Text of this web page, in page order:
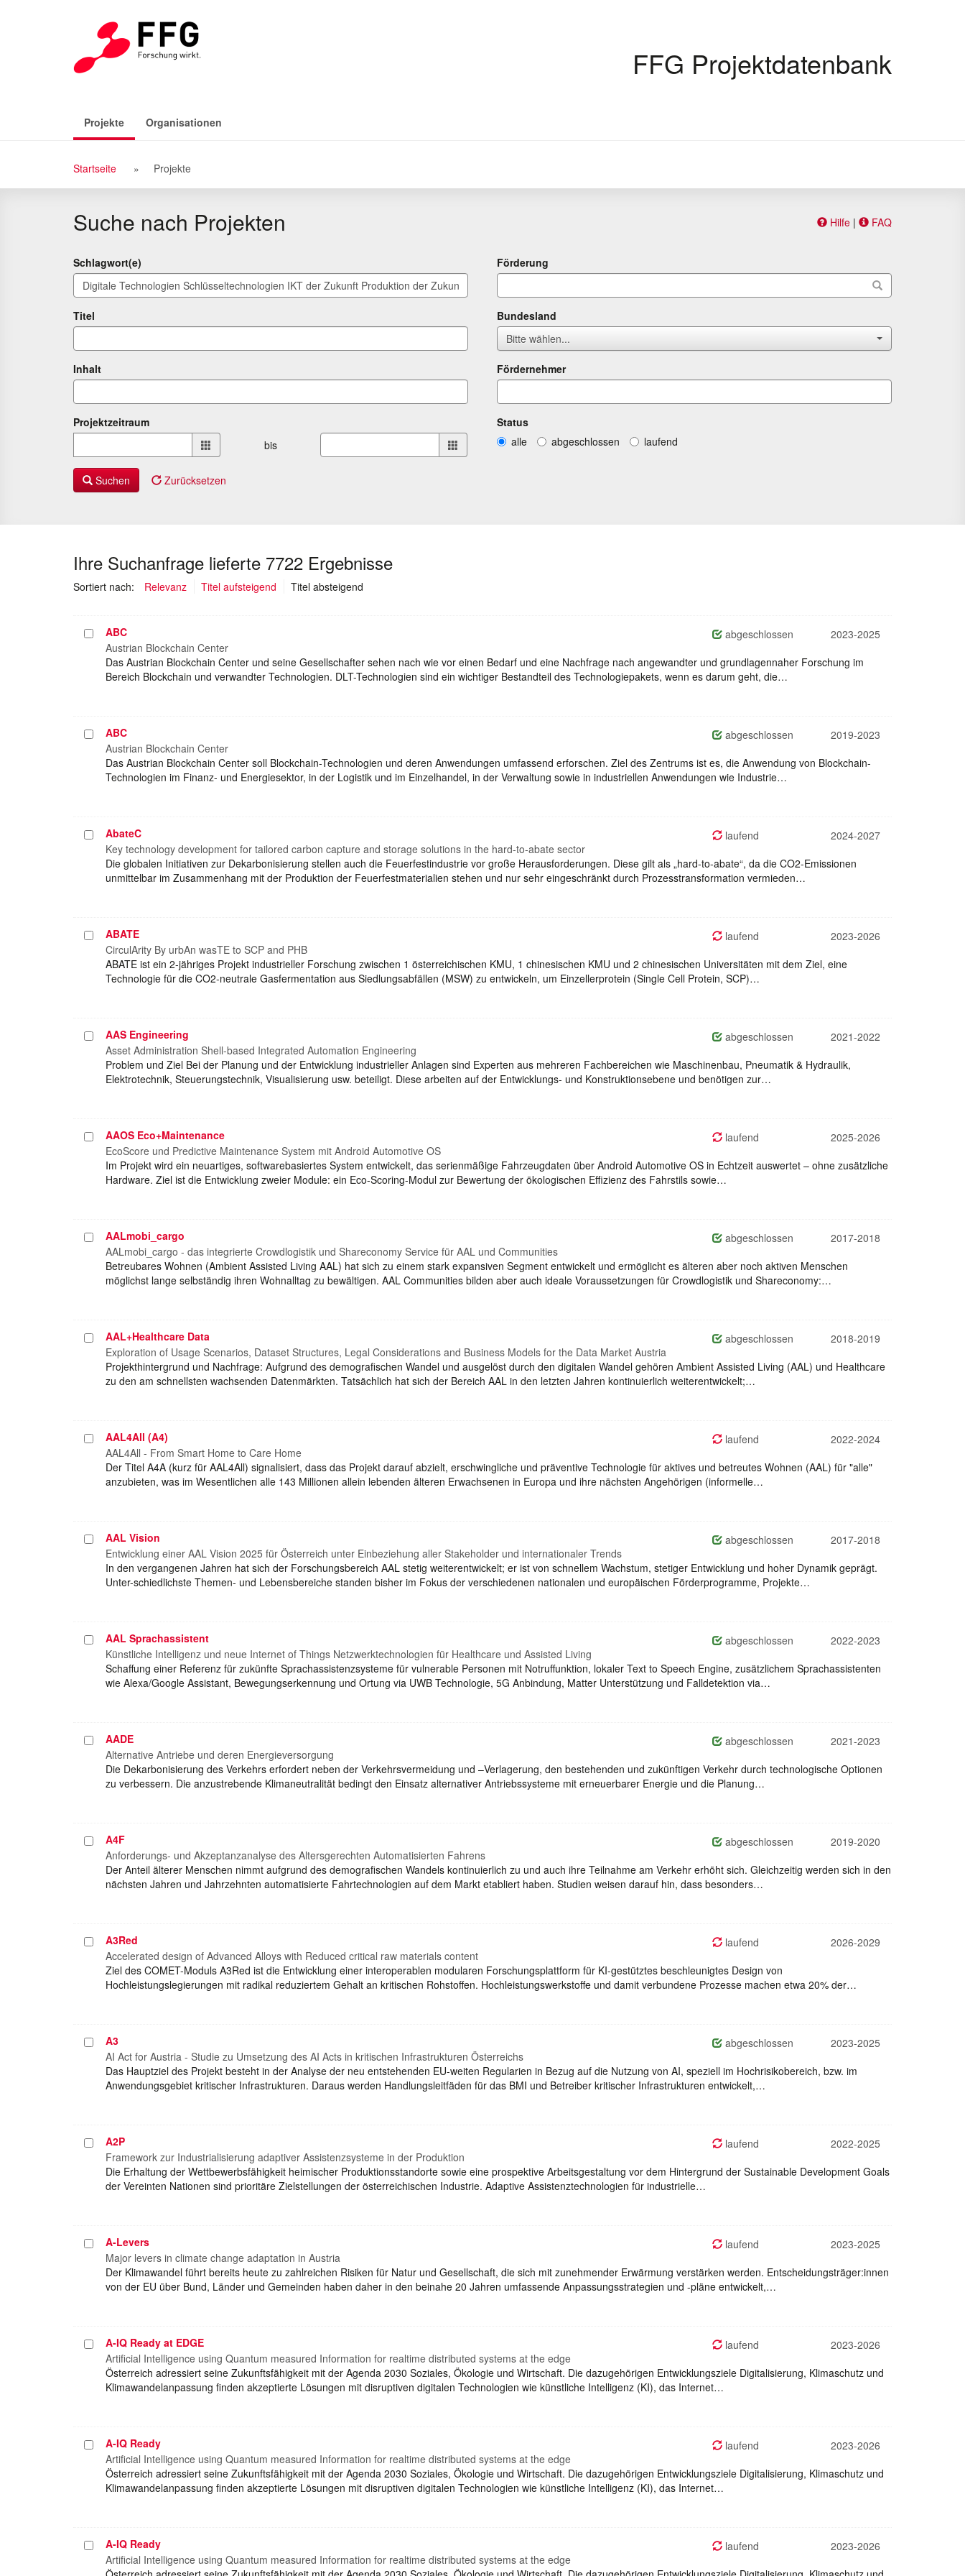
FFG Projektdatenbank
Projekte(aktiv)Organisationen
Breadcrumb
Navigation
Startseite Projekte
Suche nach Projekten Hilfe| FAQ
Schlagwort(e)
Titel
Inhalt
Projektzeitraum
von
bis
Förderung
Bundesland
Bitte wählen...
Fördernehmer
Status
alle
abgeschlossen laufend
Suchen Zurücksetzen
Ihre Suchanfrage lieferte 7722 Ergebnisse
Sortiert nach: Relevanz Titel aufsteigend Titel absteigend
Projekt
auswählen
ABC abgeschlossen
2023-2025
Austrian Blockchain Center
Das Austrian Blockchain Center und seine Gesellschafter sehen nach wie vor einen Bedarf und eine Nachfrage nach angewandter und grundlagennaher Forschung im
Bereich Blockchain und verwandter Technologien. DLT-Technologien sind ein wichtiger Bestandteil des Technologiepakets, wenn es darum geht, die…
Projekt
auswählen
ABC abgeschlossen
2019-2023
Austrian Blockchain Center
Das Austrian Blockchain Center soll Blockchain-Technologien und deren Anwendungen umfassend erforschen. Ziel des Zentrums ist es, die Anwendung von Blockchain-
Technologien im Finanz- und Energiesektor, in der Logistik und im Einzelhandel, in der Verwaltung sowie in industriellen Anwendungen wie Industrie…
Projekt
auswählen
AbateC laufend
2024-2027
Key technology development for tailored carbon capture and storage solutions in the hard-to-abate sector
Die globalen Initiativen zur Dekarbonisierung stellen auch die Feuerfestindustrie vor große Herausforderungen. Diese gilt als „hard-to-abate“, da die CO2-Emissionen
unmittelbar im Zusammenhang mit der Produktion der Feuerfestmaterialien stehen und nur sehr eingeschränkt durch Prozesstransformation vermieden…
Projekt
auswählen
ABATE laufend
2023-2026
CirculArity By urbAn wasTE to SCP and PHB
ABATE ist ein 2-jähriges Projekt industrieller Forschung zwischen 1 österreichischen KMU, 1 chinesischen KMU und 2 chinesischen Universitäten mit dem Ziel, eine
Technologie für die CO2-neutrale Gasfermentation aus Siedlungsabfällen (MSW) zu entwickeln, um Einzellerprotein (Single Cell Protein, SCP)…
Projekt
auswählen
AAS Engineering abgeschlossen
2021-2022
Asset Administration Shell-based Integrated Automation Engineering
Problem und Ziel Bei der Planung und der Entwicklung industrieller Anlagen sind Experten aus mehreren Fachbereichen wie Maschinenbau, Pneumatik & Hydraulik,
Elektrotechnik, Steuerungstechnik, Visualisierung usw. beteiligt. Diese arbeiten auf der Entwicklungs- und Konstruktionsebene und benötigen zur…
Projekt
auswählen
AAOS Eco+Maintenance laufend
2025-2026
EcoScore und Predictive Maintenance System mit Android Automotive OS
Im Projekt wird ein neuartiges, softwarebasiertes System entwickelt, das serienmäßige Fahrzeugdaten über Android Automotive OS in Echtzeit auswertet – ohne zusätzliche
Hardware. Ziel ist die Entwicklung zweier Module: ein Eco-Scoring-Modul zur Bewertung der ökologischen Effizienz des Fahrstils sowie…
Projekt
auswählen
AALmobi_cargo abgeschlossen
2017-2018
AALmobi_cargo - das integrierte Crowdlogistik und Shareconomy Service für AAL und Communities
Betreubares Wohnen (Ambient Assisted Living AAL) hat sich zu einem stark expansiven Segment entwickelt und ermöglicht es älteren aber noch aktiven Menschen
möglichst lange selbständig ihren Wohnalltag zu bewältigen. AAL Communities bilden aber auch ideale Voraussetzungen für Crowdlogistik und Shareconomy:…
Projekt
auswählen
AAL+Healthcare Data abgeschlossen
2018-2019
Exploration of Usage Scenarios, Dataset Structures, Legal Considerations and Business Models for the Data Market Austria
Projekthintergrund und Nachfrage: Aufgrund des demografischen Wandel und ausgelöst durch den digitalen Wandel gehören Ambient Assisted Living (AAL) und Healthcare
zu den am schnellsten wachsenden Datenmärkten. Tatsächlich hat sich der Bereich AAL in den letzten Jahren kontinuierlich weiterentwickelt;…
Projekt
auswählen
AAL4All (A4) laufend
2022-2024
AAL4All - From Smart Home to Care Home
Der Titel A4A (kurz für AAL4All) signalisiert, dass das Projekt darauf abzielt, erschwingliche und präventive Technologie für aktives und betreutes Wohnen (AAL) für "alle"
anzubieten, was im Wesentlichen alle 143 Millionen allein lebenden älteren Erwachsenen in Europa und ihre nächsten Angehörigen (informelle…
Projekt
auswählen
AAL Vision abgeschlossen
2017-2018
Entwicklung einer AAL Vision 2025 für Österreich unter Einbeziehung aller Stakeholder und internationaler Trends
In den vergangenen Jahren hat sich der Forschungsbereich AAL stetig weiterentwickelt; er ist von schnellem Wachstum, stetiger Entwicklung und hoher Dynamik geprägt.
Unter-schiedlichste Themen- und Lebensbereiche standen bisher im Fokus der verschiedenen nationalen und europäischen Förderprogramme, Projekte…
Projekt
auswählen
AAL Sprachassistent abgeschlossen
2022-2023
Künstliche Intelligenz und neue Internet of Things Netzwerktechnologien für Healthcare und Assisted Living
Schaffung einer Referenz für zukünfte Sprachassistenzsysteme für vulnerable Personen mit Notruffunktion, lokaler Text to Speech Engine, zusätzlichem Sprachassistenten
wie Alexa/Google Assistant, Bewegungserkennung und Ortung via UWB Technologie, 5G Anbindung, Matter Unterstützung und Falldetektion via…
Projekt
auswählen
AADE abgeschlossen
2021-2023
Alternative Antriebe und deren Energieversorgung
Die Dekarbonisierung des Verkehrs erfordert neben der Verkehrsvermeidung und –Verlagerung, den bestehenden und zukünftigen Verkehr durch technologische Optionen
zu verbessern. Die anzustrebende Klimaneutralität bedingt den Einsatz alternativer Antriebssysteme mit erneuerbarer Energie und die Planung…
Projekt
auswählen
A4F abgeschlossen
2019-2020
Anforderungs- und Akzeptanzanalyse des Altersgerechten Automatisierten Fahrens
Der Anteil älterer Menschen nimmt aufgrund des demografischen Wandels kontinuierlich zu und auch ihre Teilnahme am Verkehr erhöht sich. Gleichzeitig werden sich in den
nächsten Jahren und Jahrzehnten automatisierte Fahrtechnologien auf dem Markt etabliert haben. Studien weisen darauf hin, dass besonders…
Projekt
auswählen
A3Red laufend
2026-2029
Accelerated design of Advanced Alloys with Reduced critical raw materials content
Ziel des COMET-Moduls A3Red ist die Entwicklung einer interoperablen modularen Forschungsplattform für KI-gestütztes beschleunigtes Design von
Hochleistungslegierungen mit radikal reduziertem Gehalt an kritischen Rohstoffen. Hochleistungswerkstoffe und damit verbundene Prozesse machen etwa 20% der…
Projekt
auswählen
A3 abgeschlossen
2023-2025
AI Act for Austria - Studie zu Umsetzung des AI Acts in kritischen Infrastrukturen Österreichs
Das Hauptziel des Projekt besteht in der Analyse der neu entstehenden EU-weiten Regularien in Bezug auf die Nutzung von AI, speziell im Hochrisikobereich, bzw. im
Anwendungsgebiet kritischer Infrastrukturen. Daraus werden Handlungsleitfäden für das BMI und Betreiber kritischer Infrastrukturen entwickelt,…
Projekt
auswählen
A2P laufend
2022-2025
Framework zur Industrialisierung adaptiver Assistenzsysteme in der Produktion
Die Erhaltung der Wettbewerbsfähigkeit heimischer Produktionsstandorte sowie eine prospektive Arbeitsgestaltung vor dem Hintergrund der Sustainable Development Goals
der Vereinten Nationen sind prioritäre Zielstellungen der österreichischen Industrie. Adaptive Assistenztechnologien für industrielle…
Projekt
auswählen
A-Levers laufend
2023-2025
Major levers in climate change adaptation in Austria
Der Klimawandel führt bereits heute zu zahlreichen Risiken für Natur und Gesellschaft, die sich mit zunehmender Erwärmung verstärken werden. Entscheidungsträger:innen
von der EU über Bund, Länder und Gemeinden haben daher in den beinahe 20 Jahren umfassende Anpassungsstrategien und -pläne entwickelt,…
Projekt
auswählen
A-IQ Ready at EDGE laufend
2023-2026
Artificial Intelligence using Quantum measured Information for realtime distributed systems at the edge
Österreich adressiert seine Zukunftsfähigkeit mit der Agenda 2030 Soziales, Ökologie und Wirtschaft. Die dazugehörigen Entwicklungsziele Digitalisierung, Klimaschutz und
Klimawandelanpassung finden akzeptierte Lösungen mit disruptiven digitalen Technologien wie künstliche Intelligenz (KI), das Internet…
Projekt
auswählen
A-IQ Ready laufend
2023-2026
Artificial Intelligence using Quantum measured Information for realtime distributed systems at the edge
Österreich adressiert seine Zukunftsfähigkeit mit der Agenda 2030 Soziales, Ökologie und Wirtschaft. Die dazugehörigen Entwicklungsziele Digitalisierung, Klimaschutz und
Klimawandelanpassung finden akzeptierte Lösungen mit disruptiven digitalen Technologien wie künstliche Intelligenz (KI), das Internet…
Projekt
auswählen
A-IQ Ready laufend
2023-2026
Artificial Intelligence using Quantum measured Information for realtime distributed systems at the edge